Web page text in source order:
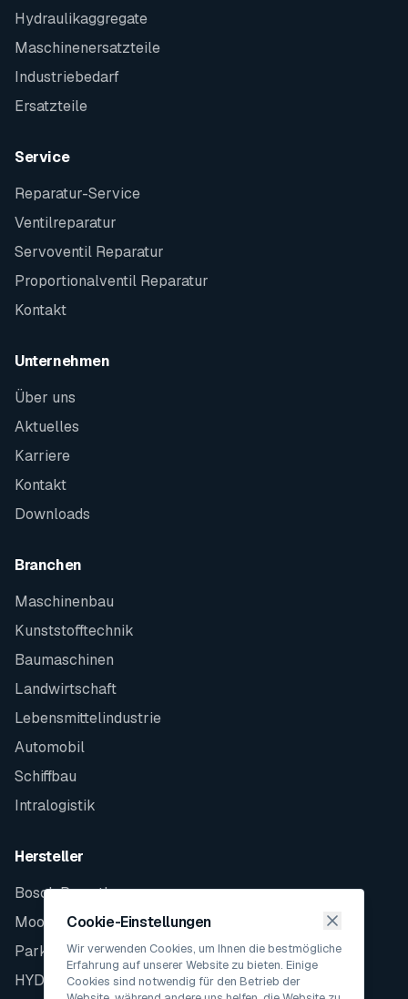
Hydraulikaggregate
Maschinenersatzteile
Industriebedarf
Ersatzteile
Service
Reparatur-Service
Ventilreparatur
Servoventil Reparatur
Proportionalventil Reparatur
Kontakt
Unternehmen
Über uns
Aktuelles
Karriere
Kontakt
Downloads
Branchen
Maschinenbau
Kunststofftechnik
Baumaschinen
Landwirtschaft
Lebensmittelindustrie
Automobil
Schiffbau
Intralogistik
Hersteller
Bosch Rexroth
Moog
Parker
HYDAC
Cookie-Einstellungen
Wir verwenden Cookies, um Ihnen die bestmögliche
Erfahrung auf unserer Website zu bieten. Einige
Cookies sind notwendig für den Betrieb der